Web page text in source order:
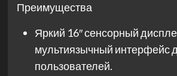
Преимущества
Яркий 16″ сенсорный
мультиязычный интерфейс
пользователей.